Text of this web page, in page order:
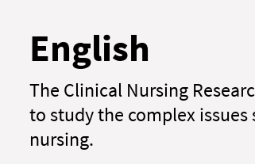
English
The Clinical Nursing
to study the complex
nursing.